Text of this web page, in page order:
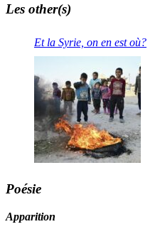
Les other(s)
Et la Syrie, on en est où?
Poésie
Apparition